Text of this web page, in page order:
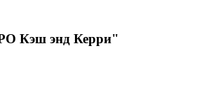
Кэш энд Керри"